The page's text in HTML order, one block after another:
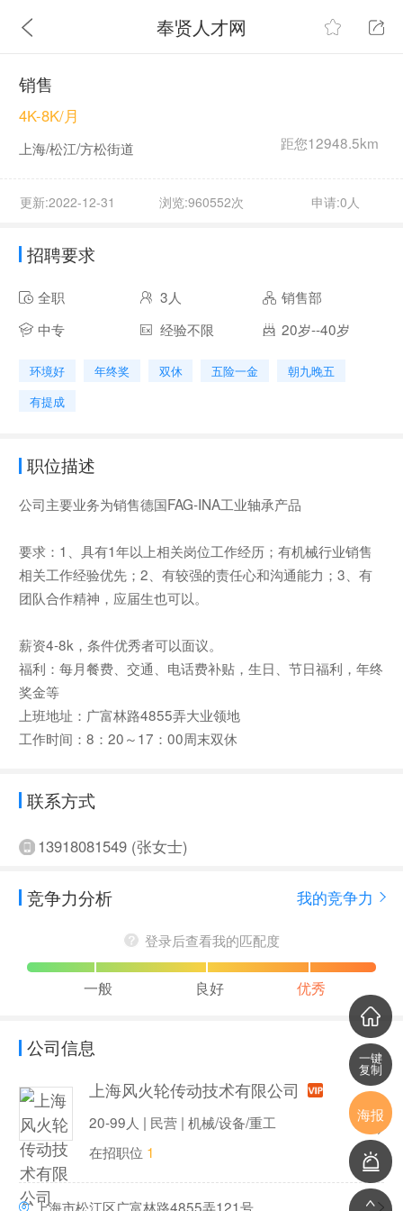
奉贤人才网
销售
距您12948.5km
4K-8K/月
上海/松江/方松街道
更新:2022-12-31 浏览:960552次 申请:0人
招聘要求
全职 3人
销售部
中专
经验不限 20岁--40岁
环境好 年终奖 双休 五险一金
朝九晚五
有提成
职位描述
公司主要业务为销售德国FAG-INA工业轴承产品
要求：1、具有1年以上相关岗位工作经历；有机械行业销售
相关工作经验优先；2、有较强的责任心和沟通能力；3、有
团队合作精神，应届生也可以。
薪资4-8k，条件优秀者可以面议。
福利：每月餐费、交通、电话费补贴，生日、节日福利，年终
奖金等
上班地址：广富林路4855弄大业领地
工作时间：8：20～17：00周末双休
联系方式
13918081549 (张女士)
竞争力分析 我的竞争力
登录后查看我的匹配度
一般 良好 优秀
公司信息
上海风火轮传动技术有限公司
20-99人 | 民营 | 机械/设备/重工
在招职位 1
上海市松江区广富林路4855弄121号
一键
复制
海报